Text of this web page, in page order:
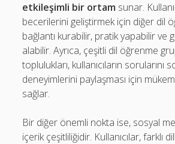
etkileşimli bir ortam sunar.
becerilerini geliştirmek için diğer dil
bağlantı kurabilir, pratik yapabilir ve
alabilir. Ayrıca, çeşitli dil öğrenme
toplulukları, kullanıcıların sorularını
deneyimlerini paylaşması için
sağlar.
Bir diğer önemli nokta ise, sosyal
içerik çeşitliliğidir. Kullanıcılar, farklı